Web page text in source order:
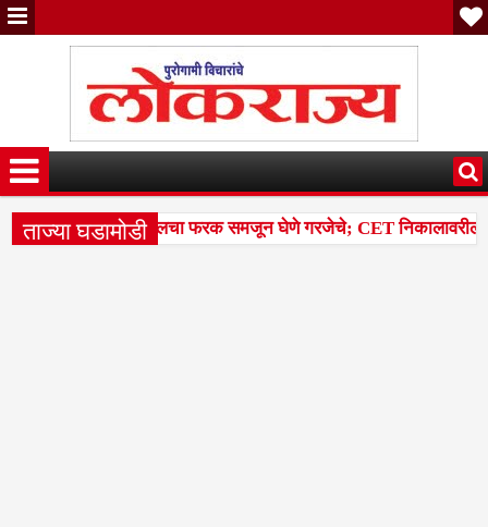
ताज्या घडामोडी
टक्केवारी आणि पर्सेंटाइलचा फरक समजून घेणे गरजेचे; CET निकालावरील